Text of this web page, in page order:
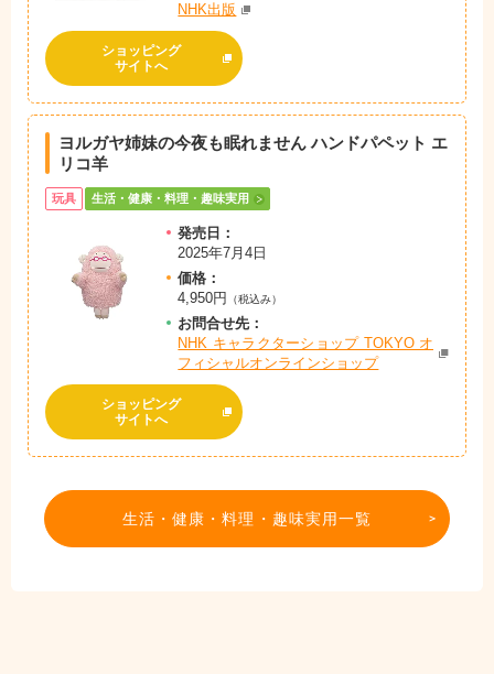
NHK出版
ショッピング
サイトへ
ヨルガヤ姉妹の今夜も眠れません ハンドパペット エ
リコ羊
玩具 生活・健康・料理・趣味実用
発売日：
2025年7月4日
価格：
4,950円
（税込み）
お問合せ先：
NHK キャラクターショップ TOKYO オ
フィシャルオンラインショップ
ショッピング
サイトへ
生活・健康・料理・趣味実用一覧